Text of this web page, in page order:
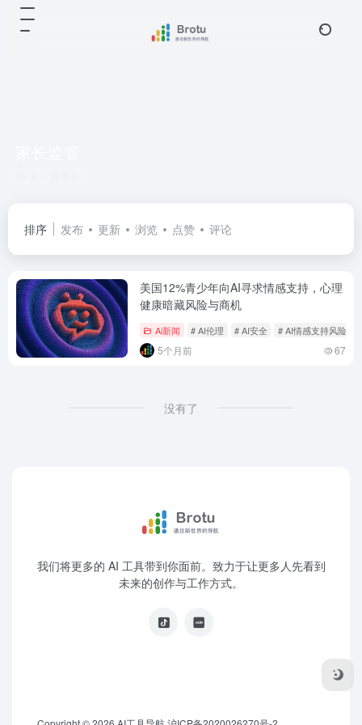
排序 发布 更新 浏览 点赞 评论
美国12%青少年向AI寻求情感支持，心理
健康暗藏风险与商机
Ai新闻 # AI伦理 # AI安全 # AI情感支持风险
5个月前 67
没有了
我们将更多的 AI 工具带到你面前。致力于让更多人先看到
未来的创作与工作方式。